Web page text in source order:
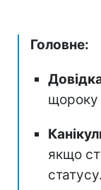
Головне:
щороку
якщо
статусу.